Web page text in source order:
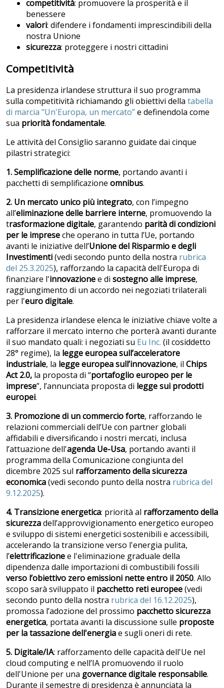
competitività: promuovere la prosperità e il
benessere
valori: difendere i fondamenti imprescindibili della
nostra Unione
sicurezza: proteggere i nostri cittadini
Competitività
La presidenza irlandese struttura il suo programma
sulla competitività richiamando gli obiettivi della tabella
di marcia "Un'Europa, un mercato”e definendola come
sua priorità fondamentale.
Le attività del Consiglio saranno guidate dai cinque
pilastri strategici:
1. Semplificazione delle norme, portando avanti i
pacchetti di semplificazione omnibus.
2. Un mercato unico più integrato, con l’impegno
all’eliminazione delle barriere interne, promuovendo la
trasformazione digitale, garantendo parità di condizioni
per le impreseche operano in tutta l’Ue, portando
avanti le iniziative dell’Unione del Risparmio e degli
Investimenti(vedi secondo punto della nostra rubrica
del 25.3.2025), rafforzando la capacità dell'Europa di
finanziare l'innovazionee di sostegno alle imprese,
raggiungimento di un accordo nei negoziati trilaterali
per l'euro digitale.
La presidenza irlandese elenca le iniziative chiave volte a
rafforzare il mercato interno che porterà avanti durante
il suo mandato quali: i negoziati su Eu Inc. (il cosiddetto
28° regime), la legge europea sull’acceleratore
industriale, la legge europea sull’innovazione, il Chips
Act 2.0, la proposta di “portafoglio europeo per le
imprese”, l’annunciata proposta di legge sui prodotti
europei.
3. Promozione di un commercio forte, rafforzando le
relazioni commerciali dell’Ue con partner globali
affidabili e diversificando i nostri mercati, inclusa
l’attuazione dell'agenda Ue-Usa, portando avanti il
programma della Comunicazione congiunta del
dicembre 2025 sul rafforzamento della sicurezza
economica(vedi secondo punto della nostra rubrica del
9.12.2025).
4. Transizione energetica: priorità al rafforzamento della
sicurezzadell’approvvigionamento energetico europeo
e sviluppo di sistemi energetici sostenibili e accessibili,
accelerando la transizione verso l'energia pulita,
l’elettrificazionee l'eliminazione graduale della
dipendenza dalle importazioni di combustibili fossili
verso l’obiettivo zero emissioni nette entro il 2050. Allo
scopo sarà sviluppato il pacchetto reti europee(vedi
secondo punto della nostra rubrica del 16.12.2025),
promossa l’adozione del prossimo pacchetto sicurezza
energetica, portata avanti la discussione sulle proposte
per latassazione dell'energiae sugli oneri di rete.
5. Digitale/IA: rafforzamento delle capacità dell'Ue nel
cloud computing e nell’IA promuovendo il ruolo
dell'Unione per una governance digitale responsabile.
Durante il semestre di presidenza è annunciata la